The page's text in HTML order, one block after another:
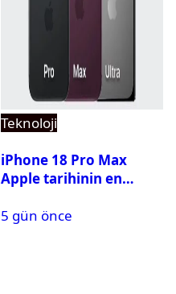
Teknoloji
iPhone 18 Pro Max
Apple tarihinin en
5 gün önce